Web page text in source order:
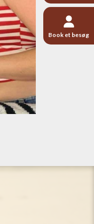
Book et besøg